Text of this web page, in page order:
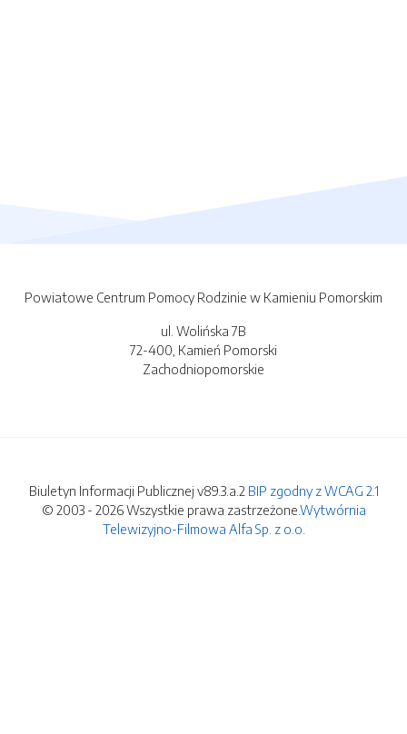
Powiatowe Centrum Pomocy Rodzinie w Kamieniu Pomorskim
ul. Wolińska 7B
72-400, Kamień Pomorski
Zachodniopomorskie
Biuletyn Informacji Publicznej v89.3.a.2 BIP zgodny z WCAG 2.1
© 2003 - 2026 Wszystkie prawa zastrzeżone.Wytwórnia
Telewizyjno-Filmowa Alfa Sp. z o.o.